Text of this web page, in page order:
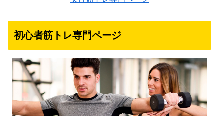
初心者筋トレ専門ページ